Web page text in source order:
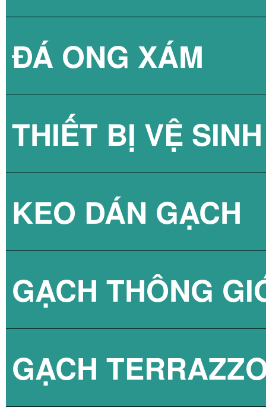
GẠCH KÍNH
GẠCH KÍNH
GẠCH KÍNH
ĐÁ ONG XÁM
THIẾT BỊ VỆ SINH
SEN TẮM
VÒI CHẬU
BỒN CẦU
KEO DÁN GẠCH
KEO DÁN
KEO DÁN
GẠCH THÔNG
GẠCH